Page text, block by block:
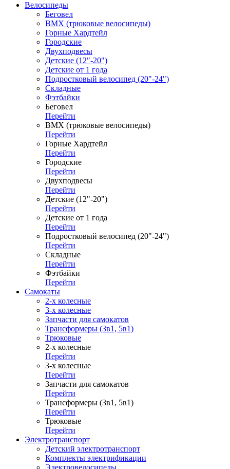
Велосипеды
Беговел
ВМХ (трюковые велосипеды)
Горные Хардтейл
Городские
Двухподвесы
Детские (12"-20")
Детские от 1 года
Подростковый велосипед (20"-24")
Складные
Фэтбайки
Беговел
Перейти
ВМХ (трюковые велосипеды)
Перейти
Горные Хардтейл
Перейти
Городские
Перейти
Двухподвесы
Перейти
Детские (12"-20")
Перейти
Детские от 1 года
Перейти
Подростковый велосипед (20"-24")
Перейти
Складные
Перейти
Фэтбайки
Перейти
Самокаты
2-х колесные
3-х колесные
Запчасти для самокатов
Трансформеры (3в1, 5в1)
Трюковые
2-х колесные
Перейти
3-х колесные
Перейти
Запчасти для самокатов
Перейти
Трансформеры (3в1, 5в1)
Перейти
Трюковые
Перейти
Электротранспорт
Детский электротранспорт
Комплекты электрификации
Электровелосипеды